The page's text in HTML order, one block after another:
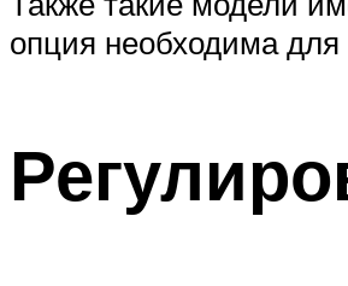
опция необходима для